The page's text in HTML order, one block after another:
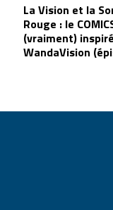
La Vision et la
Rouge : le
(vraiment) inspiré
WandaVision